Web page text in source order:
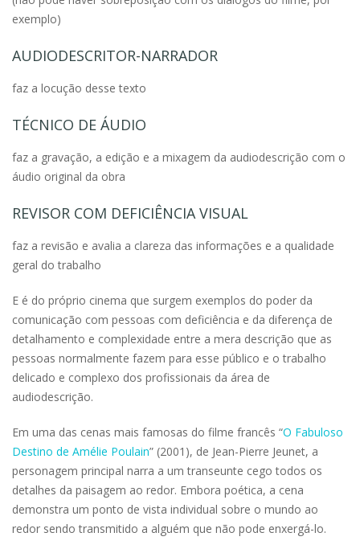
exemplo)
AUDIODESCRITOR-NARRADOR
faz a locução desse texto
TÉCNICO DE ÁUDIO
faz a gravação, a edição e a mixagem da audiodescrição com o
áudio original da obra
REVISOR COM DEFICIÊNCIA VISUAL
faz a revisão e avalia a clareza das informações e a qualidade
geral do trabalho
E é do próprio cinema que surgem exemplos do poder da
comunicação com pessoas com deficiência e da diferença de
detalhamento e complexidade entre a mera descrição que as
pessoas normalmente fazem para esse público e o trabalho
delicado e complexo dos profissionais da área de
audiodescrição.
Em uma das cenas mais famosas do filme francês “O Fabuloso
Destino de Amélie Poulain” (2001), de Jean-Pierre Jeunet, a
personagem principal narra a um transeunte cego todos os
detalhes da paisagem ao redor. Embora poética, a cena
demonstra um ponto de vista individual sobre o mundo ao
redor sendo transmitido a alguém que não pode enxergá-lo.